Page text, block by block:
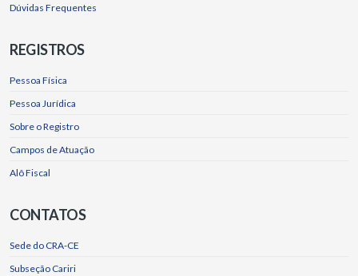
Dúvidas Frequentes
REGISTROS
Pessoa Física
Pessoa Jurídica
Sobre o Registro
Campos de Atuação
Alô Fiscal
CONTATOS
Sede do CRA-CE
Subseção Cariri